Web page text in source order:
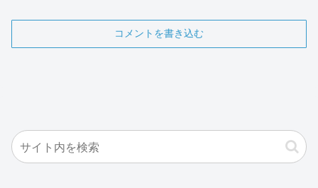
コメントを書き込む